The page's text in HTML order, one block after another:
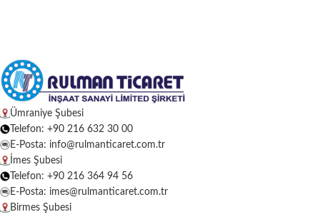
Ümraniye Şubesi
Telefon: +90 216 632 30 00
E-Posta: info@rulmanticaret.com.tr
İmes Şubesi
Telefon: +90 216 364 94 56
E-Posta: imes@rulmanticaret.com.tr
Birmes Şubesi